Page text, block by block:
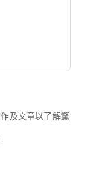
的聲效療法
就解鎖的獎勵，
的技巧。放鬆、
生活上的困
及文章以了解驚